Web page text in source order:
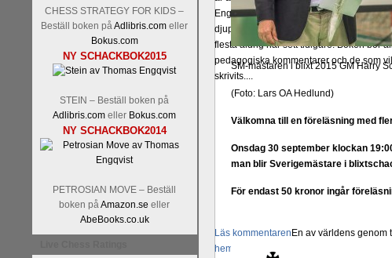
CHESS STRATEGY FOR KIDS –
Beställ boken på Adlibris.com eller
Bokus.com
NY SCHACKBOK2015
STEIN – Beställ boken på
Adlibris.com eller Bokus.com
NY SCHACKBOK2014
PETROSIAN MOVE – Beställ
boken på Amazon.se eller
AbeBooks.co.uk
Engqvist arbetat med boken i ur och
djupintervjuer med
Okpuoch Engqvist
flesta aldrig har sett tidigare. Boken bör
pedagogiska kommentarer och de som
skrivits....
Läs kommentaren En av världens genom
hemsida
meddelat att han avslutat sin
SM-mästaren i blixt 2015 GM Harry
(Foto: Lars OA Hedlund)
Välkomna till en föreläsning med
Onsdag 30 september klockan
man blir Sverigemästare i
För endast 50 kronor ingår